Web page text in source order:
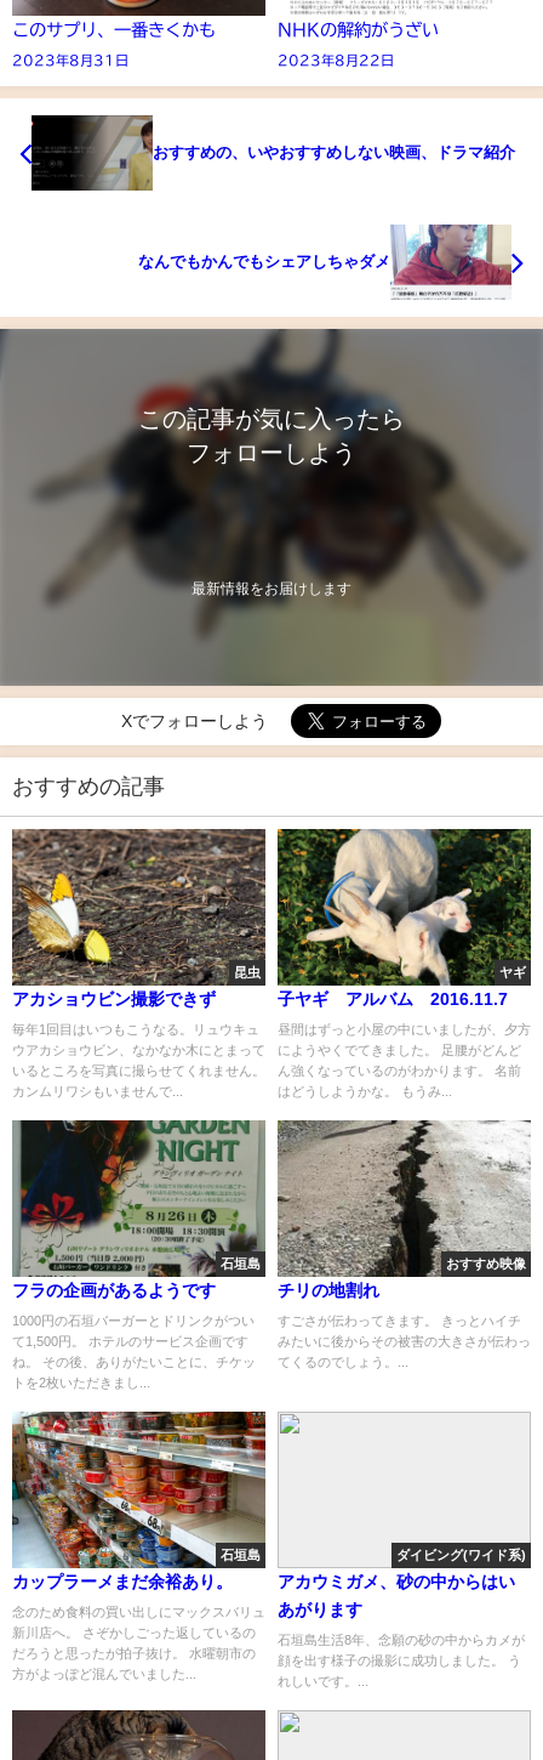
このサプリ、一番きくかも
2023年8月31日
NHKの解約がうざい
2023年8月22日
おすすめの、いやおすすめしない映画、ドラマ紹介
なんでもかんでもシェアしちゃダメ
この記事が気に入ったら
フォローしよう
最新情報をお届けします
Xでフォローしよう
おすすめの記事
昆虫
アカショウビン撮影できず
毎年1回目はいつもこうなる。リュウキュ
ウアカショウビン、なかなか木にとまって
いるところを写真に撮らせてくれません。
カンムリワシもいませんで...
ヤギ
子ヤギ アルバム 2016.11.7
昼間はずっと小屋の中にいましたが、夕方
にようやくでてきました。 足腰がどんど
ん強くなっているのがわかります。 名前
はどうしようかな。 もうみ...
石垣島
フラの企画があるようです
1000円の石垣バーガーとドリンクがつい
て1,500円。 ホテルのサービス企画です
ね。 その後、ありがたいことに、チケッ
トを2枚いただきまし...
おすすめ映像
チリの地割れ
すごさが伝わってきます。 きっとハイチ
みたいに後からその被害の大きさが伝わっ
てくるのでしょう。...
石垣島
カップラーメまだ余裕あり。
念のため食料の買い出しにマックスバリュ
新川店へ。 さぞかしごった返しているの
だろうと思ったが拍子抜け。 水曜朝市の
方がよっぽど混んでいました...
ダイビング(ワイド系)
アカウミガメ、砂の中からはい
あがります
石垣島生活8年、念願の砂の中からカメが
顔を出す様子の撮影に成功しました。 う
れしいです。...